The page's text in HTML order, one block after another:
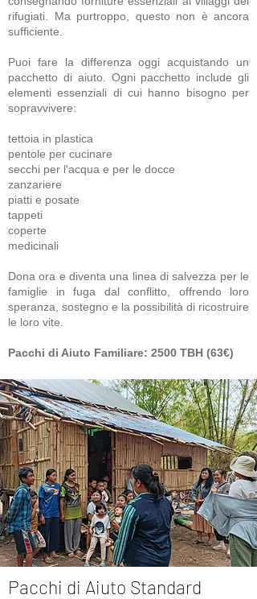
rifugiati. Ma purtroppo, questo non è ancora
sufficiente.
Puoi fare la differenza oggi acquistando un
pacchetto di aiuto. Ogni pacchetto include gli
elementi essenziali di cui hanno bisogno per
sopravvivere:
tettoia in plastica
pentole per cucinare
secchi per l'acqua e per le docce
zanzariere
piatti e posate
tappeti
coperte
medicinali
Dona ora e diventa una linea di salvezza per le
famiglie in fuga dal conflitto, offrendo loro
speranza, sostegno e la possibilità di ricostruire
le loro vite.
Pacchi di Aiuto Familiare: 2500 TBH (63€)
Pacchi di Aiuto Standard